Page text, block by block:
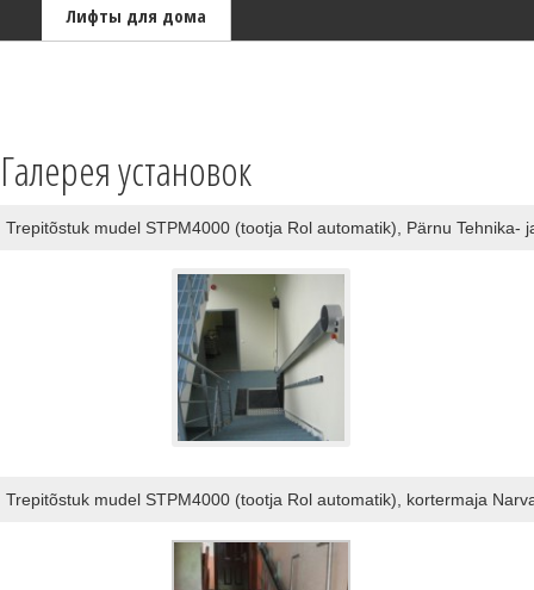
Лифты для дома
Галерея установок
Trepitõstuk mudel STPM4000 (tootja Rol automatik), Pärnu Tehnika-
Trepitõstuk mudel STPM4000 (tootja Rol automatik), kortermaja